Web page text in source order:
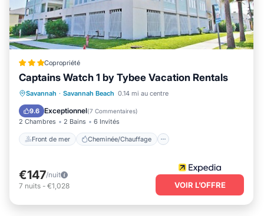
Copropriété
Captains Watch 1 by Tybee Vacation Rentals
Savannah · Savannah Beach 0.14 mi au centre
9.6 Exceptionnel(7 Commentaires)
2 Chambres 2 Bains 6 Invités
Front de mer Cheminée/Chauffage
Front de mer
Cheminée/Chauffage
Piscine
Vue sur l’océan
€147/nuit
7 nuits - €1,028 VOIR L’OFFRE